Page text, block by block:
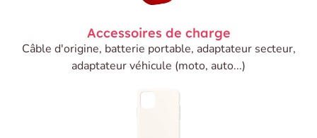
Accessoires de charge
Câble d'origine, batterie portable, adaptateur secteur,
adaptateur véhicule (moto, auto...)